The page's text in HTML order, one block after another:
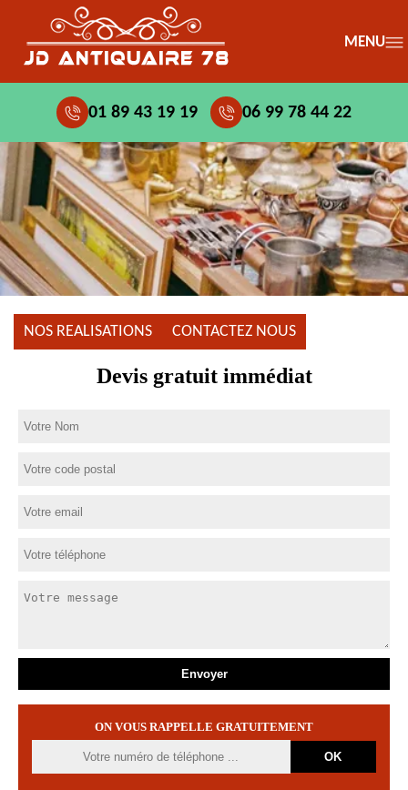
MENU
01 89 43 19 19 06 99 78 44 22
NOS REALISATIONS CONTACTEZ NOUS
Devis gratuit immédiat
ON VOUS RAPPELLE GRATUITEMENT